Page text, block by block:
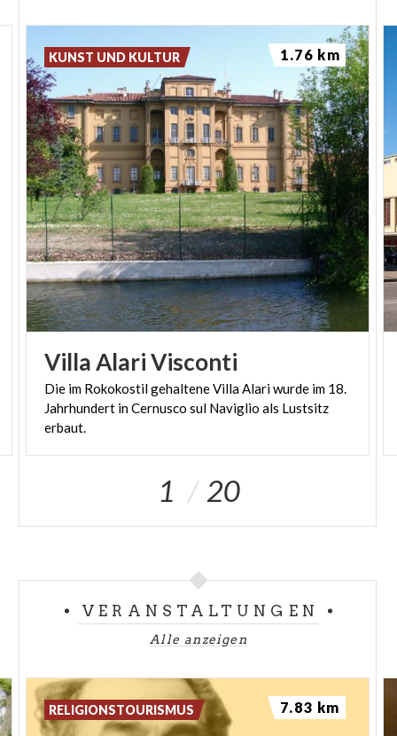
VillaAlariVisconti
Die im Rokokostil gehaltene Villa Alari wurde im 18.
Jahrhundert in Cernusco sul Naviglio als Lustsitz
erbaut.
KUNST UND KULTUR 1.76 km
1 20
VERANSTALTUNGEN
Alle anzeigen
RELIGIONSTOURISMUS 7.83 km